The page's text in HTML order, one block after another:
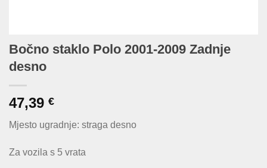
Bočno staklo Polo 2001-2009 Zadnje
desno
47,39 €
Mjesto ugradnje: straga desno
Za vozila s 5 vrata